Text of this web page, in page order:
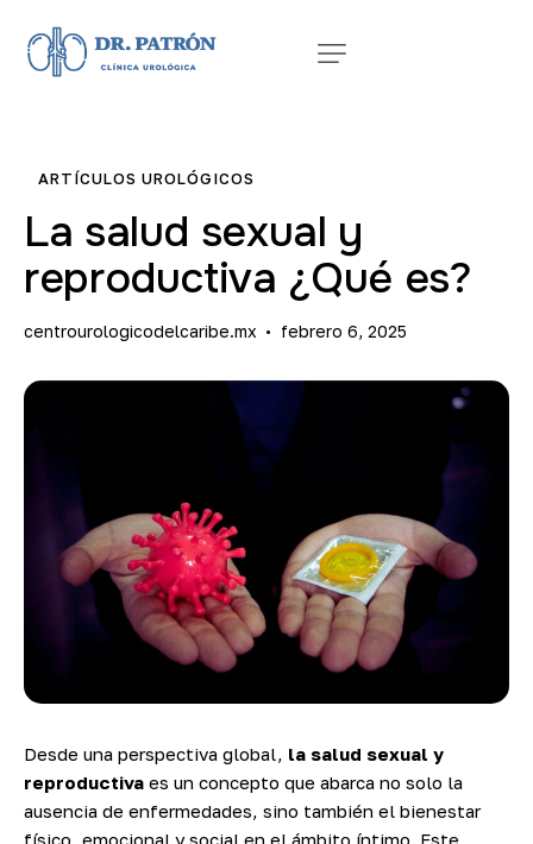
ARTÍCULOS UROLÓGICOS
La salud sexual y
reproductiva ¿Qué es?
centrourologicodelcaribe.mx febrero 6, 2025
Desde una perspectiva global, la salud sexual y
reproductiva es un concepto que abarca no solo la
ausencia de enfermedades, sino también el bienestar
físico, emocional y social en el ámbito íntimo. Este